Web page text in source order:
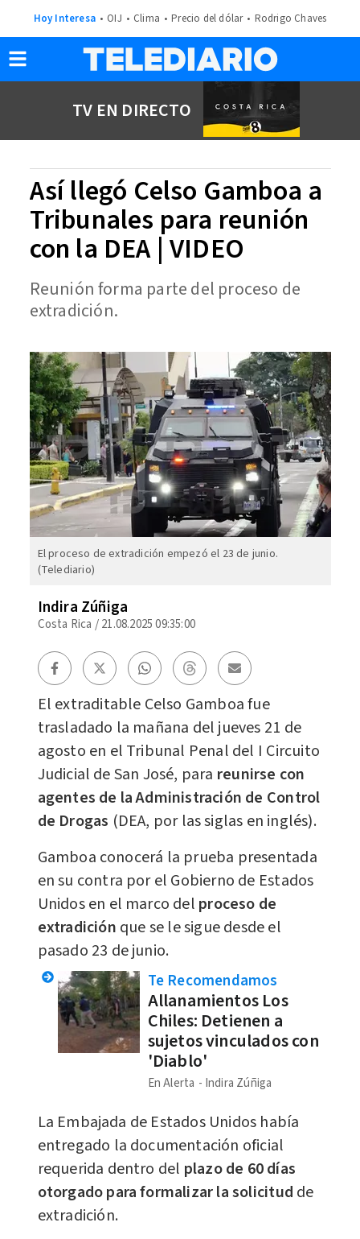
Hoy Interesa OIJ Clima Precio del dólar Rodrigo Chaves
TV EN DIRECTO
Así llegó Celso Gamboa a
Tribunales para reunión
con la DEA | VIDEO
Reunión forma parte del proceso de
extradición.
El proceso de extradición empezó el 23 de junio.
(Telediario)
Indira Zúñiga
Costa Rica /21.08.2025 09:35:00
El extraditable Celso Gamboa fue
trasladado la mañana del jueves 21 de
agosto en el Tribunal Penal del I Circuito
Judicial de San José, para reunirse con
agentes de la Administración de Control
de Drogas (DEA, por las siglas en inglés).
Gamboa conocerá la prueba presentada
en su contra por el Gobierno de Estados
Unidos en el marco del proceso de
extradición que se le sigue desde el
pasado 23 de junio.
Te Recomendamos
Allanamientos Los
Chiles: Detienen a
sujetos vinculados con
'Diablo'
En Alerta Indira Zúñiga
La Embajada de Estados Unidos había
entregado la documentación oficial
requerida dentro del plazo de 60 días
otorgado para formalizar la solicitud de
extradición.